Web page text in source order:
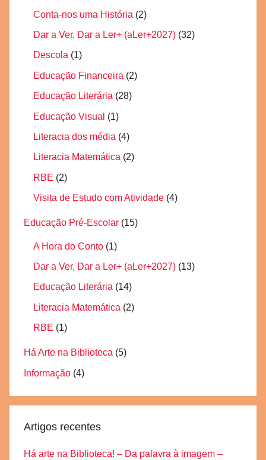
Conta-nos uma História (2)
Dar a Ver, Dar a Ler+ (aLer+2027) (32)
Descola (1)
Educação Financeira (2)
Educação Literária (28)
Educação Visual (1)
Literacia dos média (4)
Literacia Matemática (2)
RBE (2)
Visita de Estudo com Atividade (4)
Educação Pré-Escolar (15)
A Hora do Conto (1)
Dar a Ver, Dar a Ler+ (aLer+2027) (13)
Educação Literária (14)
Literacia Matemática (2)
RBE (1)
Há Arte na Biblioteca (5)
Informação (4)
Artigos recentes
Há arte na Biblioteca! – Da palavra à imagem –